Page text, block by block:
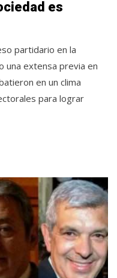
es
partidario en la
una extensa previa en
en un clima
para lograr